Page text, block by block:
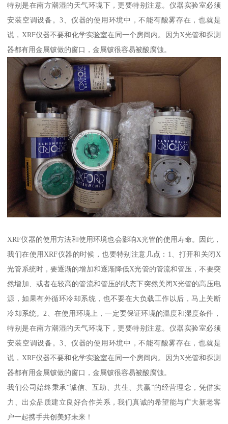
特别是在南方潮湿的天气环境下，更要特别注意。仪器实验室必须
安装空调设备。3、仪器的使用环境中，不能有酸雾存在，也就是
说，XRF仪器不要和化学实验室在同一个房间内。因为X光管和探测
器都有用金属铍做的窗口，金属铍很容易被酸腐蚀。
XRF仪器的使用方法和使用环境也会影响X光管的使用寿命。因此，
我们在使用XRF仪器的时候，也要特别注意几点：1、打开和关闭X
光管系统时，要逐渐的增加和逐渐降低X光管的管流和管压，不要突
然增加、或者在较高的管流和管压的状态下突然关闭X光管的高压电
源，如果有外循环冷却系统，也不要在大负载工作以后，马上关断
冷却系统。2、在使用环境上，一定要保证环境的温度和湿度条件，
特别是在南方潮湿的天气环境下，更要特别注意。仪器实验室必须
安装空调设备。3、仪器的使用环境中，不能有酸雾存在，也就是
说，XRF仪器不要和化学实验室在同一个房间内。因为X光管和探测
器都有用金属铍做的窗口，金属铍很容易被酸腐蚀。
我们公司始终秉承“诚信、互助、共生、共赢”的经营理念，凭借实
力、出众品质建立良好合作关系，我们真诚的希望能与广大新老客
户一起携手共创美好未来！